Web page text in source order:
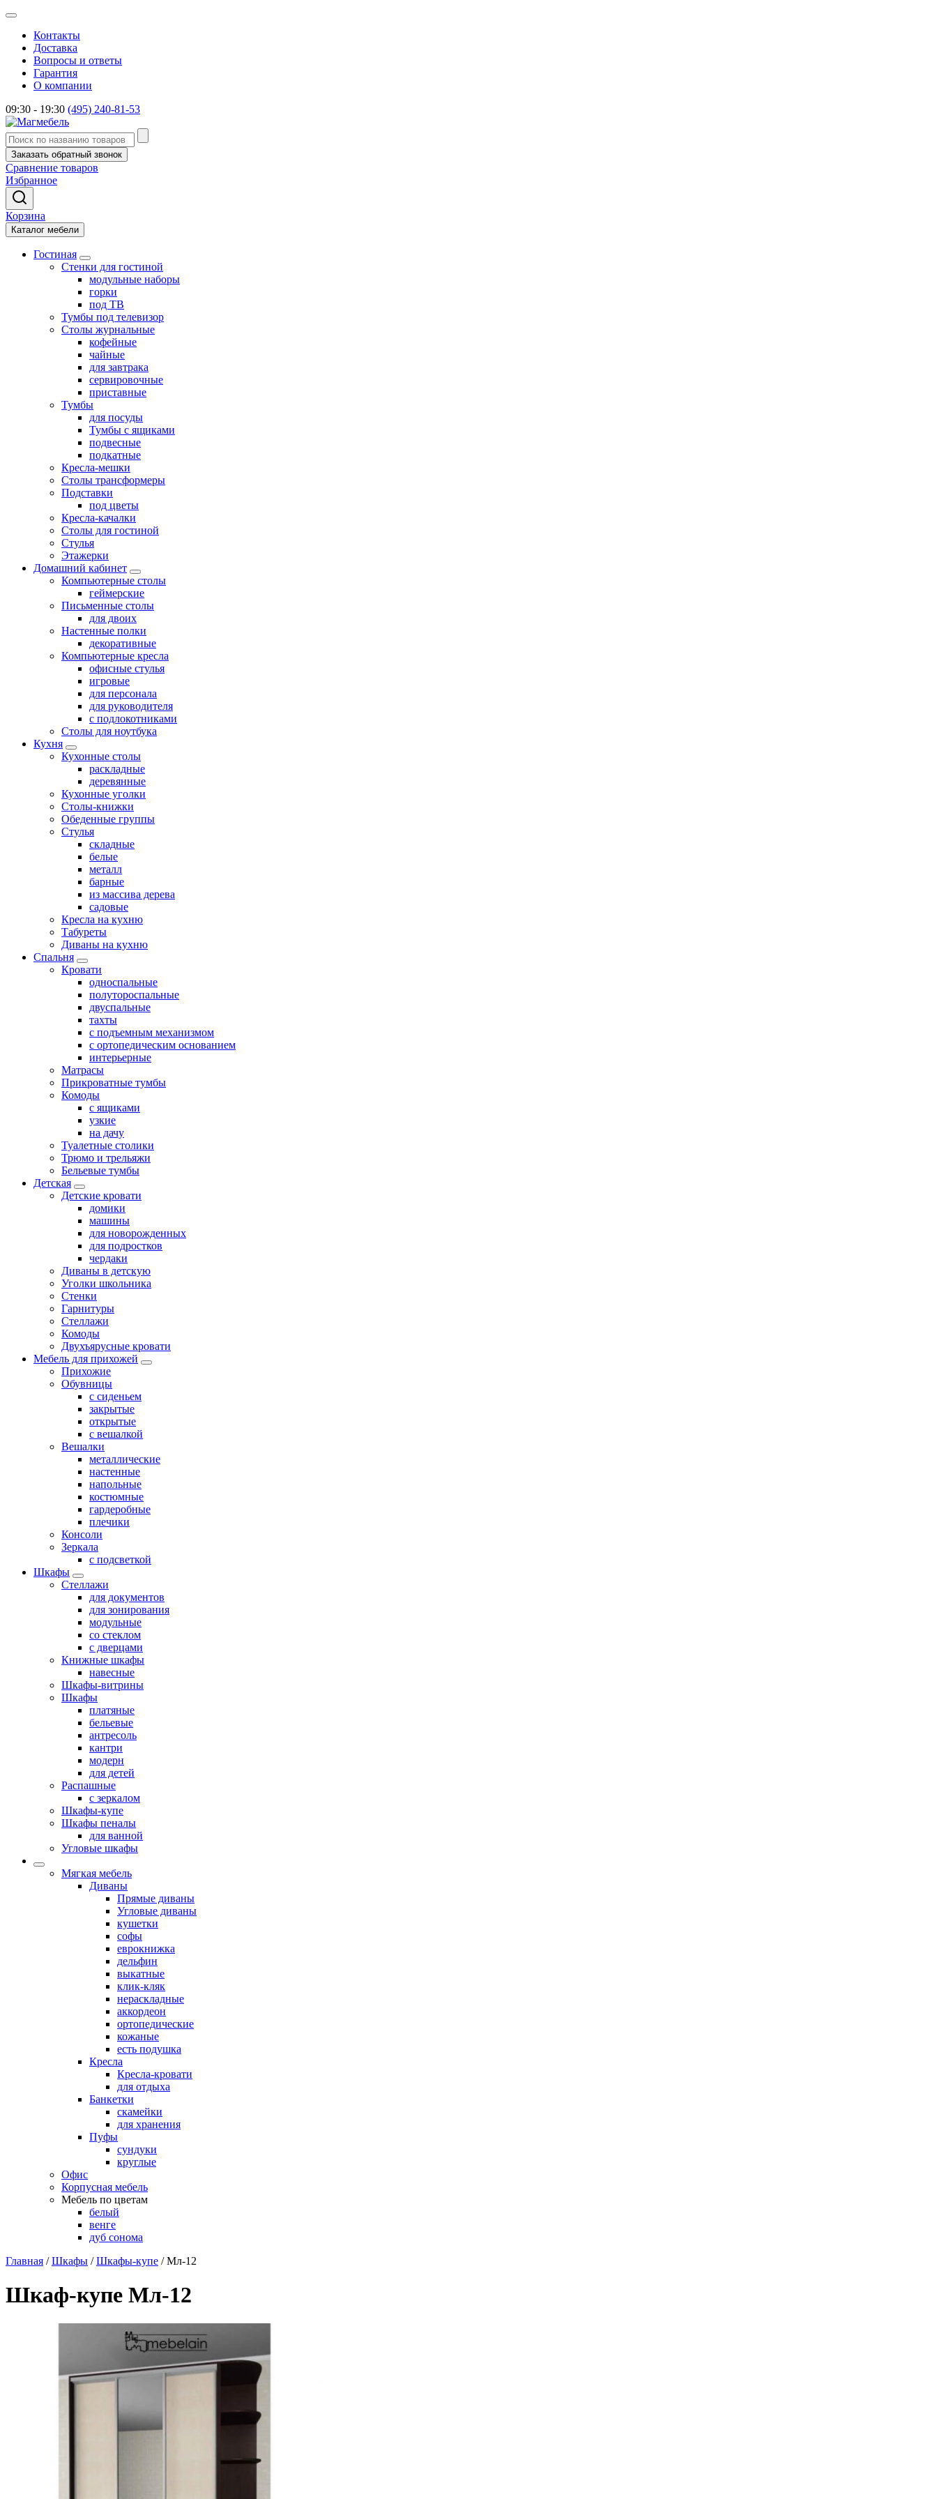
Контакты
Доставка
Вопросы и ответы
Гарантия
О компании
09:30 - 19:30 (495) 240-81-53
Заказать обратный звонок
Сравнение товаров
Избранное
Корзина
Каталог мебели
Гостиная
Стенки для гостиной
модульные наборы
горки
под ТВ
Тумбы под телевизор
Столы журнальные
кофейные
чайные
для завтрака
сервировочные
приставные
Тумбы
для посуды
Тумбы с ящиками
подвесные
подкатные
Кресла-мешки
Столы трансформеры
Подставки
под цветы
Кресла-качалки
Столы для гостиной
Стулья
Этажерки
Домашний кабинет
Компьютерные столы
геймерские
Письменные столы
для двоих
Настенные полки
декоративные
Компьютерные кресла
офисные стулья
игровые
для персонала
для руководителя
с подлокотниками
Столы для ноутбука
Кухня
Кухонные столы
раскладные
деревянные
Кухонные уголки
Столы-книжки
Обеденные группы
Стулья
складные
белые
металл
барные
из массива дерева
садовые
Кресла на кухню
Табуреты
Диваны на кухню
Спальня
Кровати
односпальные
полутороспальные
двуспальные
тахты
с подъемным механизмом
с ортопедическим основанием
интерьерные
Матрасы
Прикроватные тумбы
Комоды
с ящиками
узкие
на дачу
Туалетные столики
Трюмо и трельяжи
Бельевые тумбы
Детская
Детские кровати
домики
машины
для новорожденных
для подростков
чердаки
Диваны в детскую
Уголки школьника
Стенки
Гарнитуры
Стеллажи
Комоды
Двухъярусные кровати
Мебель для прихожей
Прихожие
Обувницы
с сиденьем
закрытые
открытые
с вешалкой
Вешалки
металлические
настенные
напольные
костюмные
гардеробные
плечики
Консоли
Зеркала
с подсветкой
Шкафы
Стеллажи
для документов
для зонирования
модульные
со стеклом
с дверцами
Книжные шкафы
навесные
Шкафы-витрины
Шкафы
платяные
бельевые
антресоль
кантри
модерн
для детей
Распашные
с зеркалом
Шкафы-купе
Шкафы пеналы
для ванной
Угловые шкафы
Мягкая мебель
Диваны
Прямые диваны
Угловые диваны
кушетки
софы
еврокнижка
дельфин
выкатные
клик-кляк
нераскладные
аккордеон
ортопедические
кожаные
есть подушка
Кресла
Кресла-кровати
для отдыха
Банкетки
скамейки
для хранения
Пуфы
сундуки
круглые
Офис
Корпусная мебель
Мебель по цветам
белый
венге
дуб сонома
Главная / Шкафы / Шкафы-купе / Мл-12
Шкаф-купе Мл-12